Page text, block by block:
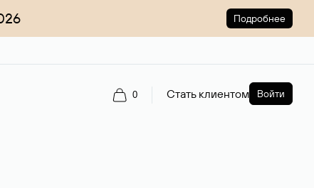
Подробнее
0 Стать клиентом Войти